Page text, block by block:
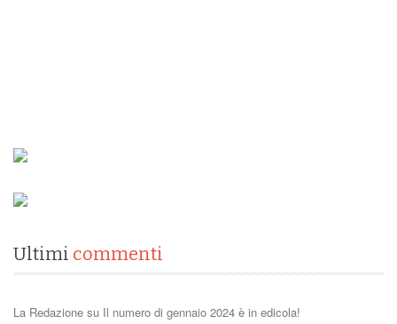
Ultimi commenti
La Redazione su Il numero di gennaio 2024 è in edicola!